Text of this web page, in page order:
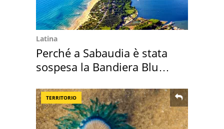
Latina
Perché a Sabaudia è stata
sospesa la Bandiera Blu
TERRITORIO